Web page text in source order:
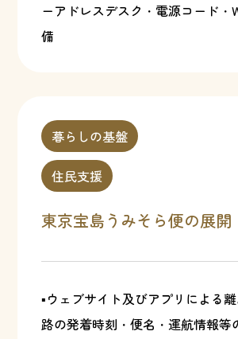
ーアドレスデスク・電源コード・
備
暮らしの基盤
住民支援
東京宝島うみそら便の展開
▪ウェブサイト及びアプリによる
路の発着時刻・便名・運航情報等